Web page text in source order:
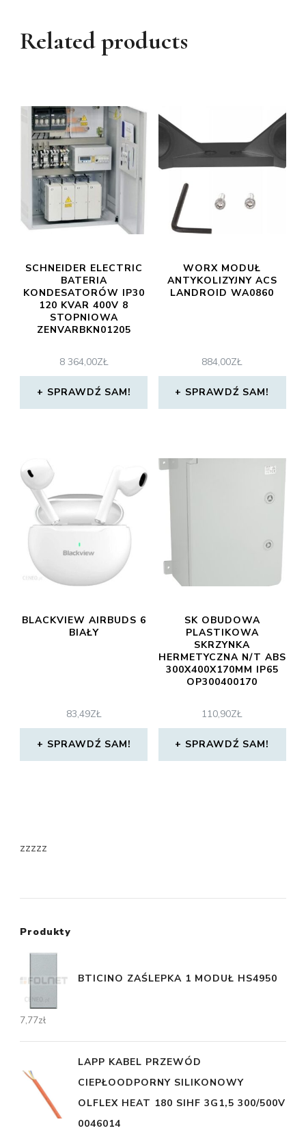
Related products
SCHNEIDER ELECTRIC
BATERIA
KONDESATORÓW IP30
120 KVAR 400V 8
STOPNIOWA
ZENVARBKN01205
8 364,00ZŁ
SPRAWDŹ SAM!
WORX MODUŁ
ANTYKOLIZYJNY ACS
LANDROID WA0860
884,00ZŁ
SPRAWDŹ SAM!
BLACKVIEW AIRBUDS 6
BIAŁY
83,49ZŁ
SPRAWDŹ SAM!
SK OBUDOWA
PLASTIKOWA
SKRZYNKA
HERMETYCZNA N/T ABS
300X400X170MM IP65
OP300400170
110,90ZŁ
SPRAWDŹ SAM!
zzzzz
Produkty
BTICINO ZAŚLEPKA 1 MODUŁ HS4950
7,77zł
LAPP KABEL PRZEWÓD
CIEPŁOODPORNY SILIKONOWY
OLFLEX HEAT 180 SIHF 3G1,5 300/500V
0046014